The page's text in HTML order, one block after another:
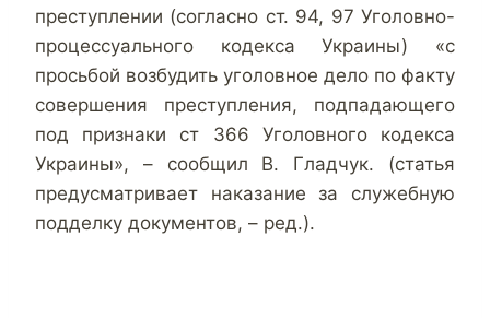
преступлении (согласно ст. 94, 97 Уголовно-
процессуального кодекса Украины) «с
просьбой возбудить уголовное дело по факту
совершения преступления, подпадающего
под признаки ст 366 Уголовного кодекса
Украины», – сообщил В. Гладчук. (статья
предусматривает наказание за служебную
подделку документов, – ред.).